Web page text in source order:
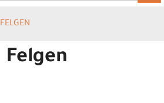
FELGEN
Felgen